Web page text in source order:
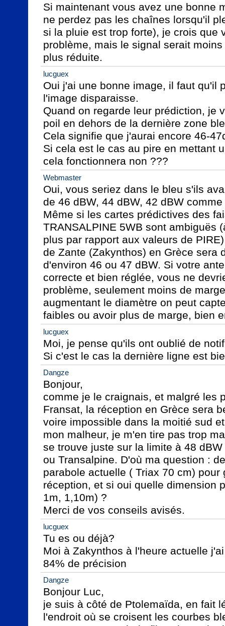
Si maintenant vous avez une bonne
ne perdez pas les chaînes lorsqu'il
si la pluie est trop forte), je crois que
problème, mais le signal serait
plus réduite.
lucguex
Oui j'ai une bonne image, il faut qu'il
l'image disparaisse.
Quand on regarde leur prédiction, je
poil en dehors de la dernière zone
Cela signifie que j'aurai encore 46-
Si cela est le cas au pire en mettant
cela fonctionnera non ???
Webmaster
Oui, vous seriez dans le bleu s'ils
de 46 dBW, 44 dBW, 42 dBW
Même si les cartes prédictives des
TRANSALPINE 5WB sont ambiguës
plus par rapport aux valeurs de
de Zante (Zakynthos) en Grèce sera
d'environ 46 ou 47 dBW. Si votre
correcte et bien réglée, vous ne
problème, seulement moins de
augmentant le diamètre on peut
faibles ou avoir plus de marge, bien
lucguex
Moi, je pense qu'ils ont oublié de
Si c'est le cas la dernière ligne est
Dangze
Bonjour,
comme je le craignais, et malgré les
Fransat, la réception en Grèce sera
voire impossible dans la moitié sud
mon malheur, je m'en tire pas trop
se trouve juste sur la limite à 48
ou Transalpine. D'où ma question :
parabole actuelle ( Triax 70 cm) pour
réception, et si oui quelle dimension
1m, 1,10m) ?
Merci de vos conseils avisés.
lucguex
Tu es ou déjà?
Moi à Zakynthos à l'heure actuelle
84% de précision
Dangze
Bonjour Luc,
je suis à côté de Ptolemaïda, en fait
l'endroit où se croisent les courbes